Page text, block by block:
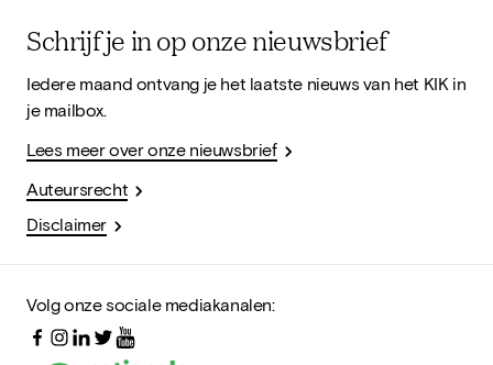
Schrijf je in op onze nieuwsbrief
Iedere maand ontvang je het laatste nieuws van het KIK in
je mailbox.
Lees meer over onze nieuwsbrief
Auteursrecht
Disclaimer
Volg onze sociale mediakanalen: